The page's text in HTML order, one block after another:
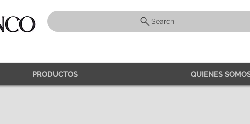
Search
PRODUCTOS QUIENES